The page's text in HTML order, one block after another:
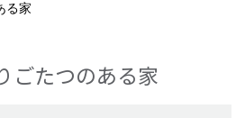
る家
ごたつのある家